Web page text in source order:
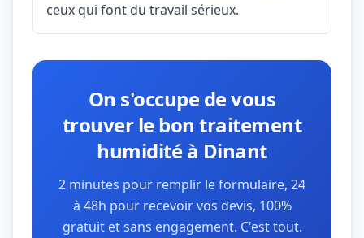
ceux qui font du travail sérieux.
On s'occupe de vous
trouver le bon traitement
humidité à Dinant
2 minutes pour remplir le formulaire, 24
à 48h pour recevoir vos devis, 100%
gratuit et sans engagement. C'est tout.